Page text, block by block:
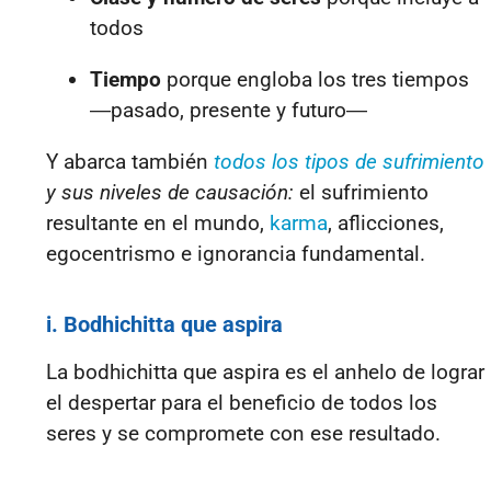
todos
Tiempo porque engloba los tres tiempos
―pasado, presente y futuro―
Y abarca también todos los tipos de sufrimiento
y sus niveles de causación: el sufrimiento
resultante en el mundo, karma, aflicciones,
egocentrismo e ignorancia fundamental.
i. Bodhichitta que aspira
La bodhichitta que aspira es el anhelo de lograr
el despertar para el beneficio de todos los
seres y se compromete con ese resultado.